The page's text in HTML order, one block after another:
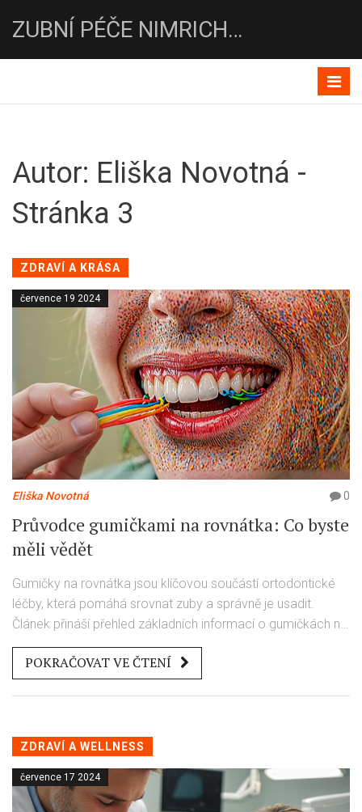
ZUBNÍ PÉČE NIMRICHTROVA-DENTEMA
Autor: Eliška Novotná -
Stránka 3
ZDRAVÍ A KRÁSA
července 19 2024
Eliška Novotná 0
Průvodce gumičkami na rovnátka: Co byste
měli vědět
Gumičky na rovnátka jsou klíčovou součástí ortodontické
léčby, která pomáhá srovnat zuby a správně je usadit.
Článek přináší přehled základních informací o gumičkách na
rovnátka, včetně toho, jak fungují, proč jsou důležité, jak si
vybrat správné gumičky a jak se o ně starat. Také se
podělíme o zajímavé tipy a triky pro pohodlnější nošení
probíhá co nejhladčeji.
POKRAČOVAT VE ČTENÍ
ZDRAVÍ A WELLNESS
července 17 2024